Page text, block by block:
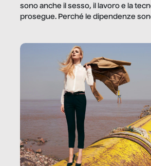
sono anche il sesso, il lavoro e la
prosegue. Perché le dipendenze
trae un guadagno. In questo
quale e come.